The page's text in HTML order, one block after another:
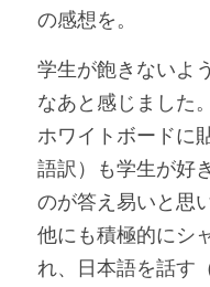
の感想を。
学生が飽きないよ
なあと感じました。
ホワイトボードに
語訳）も学生が好
のが答え易いと思
他にも積極的にシ
れ、日本語を話す